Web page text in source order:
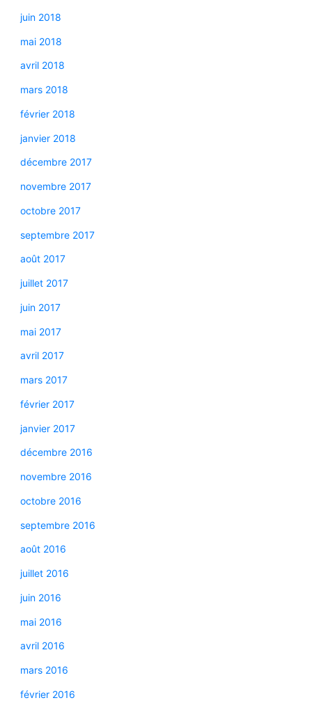
juin 2018
mai 2018
avril 2018
mars 2018
février 2018
janvier 2018
décembre 2017
novembre 2017
octobre 2017
septembre 2017
août 2017
juillet 2017
juin 2017
mai 2017
avril 2017
mars 2017
février 2017
janvier 2017
décembre 2016
novembre 2016
octobre 2016
septembre 2016
août 2016
juillet 2016
juin 2016
mai 2016
avril 2016
mars 2016
février 2016